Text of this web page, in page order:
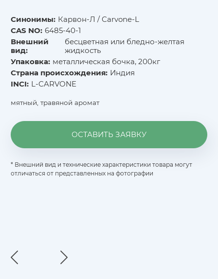
Синонимы: Карвон-Л / Carvone-L
CAS NO: 6485-40-1
Внешний
вид:
бесцветная или бледно-желтая
жидкость
Упаковка: металлическая бочка, 200кг
Страна происхождения: Индия
INCI: L-CARVONE
мятный, травяной аромат
ОСТАВИТЬ ЗАЯВКУ
* Внешний вид и технические характеристики товара могут
отличаться от представленных на фотографии